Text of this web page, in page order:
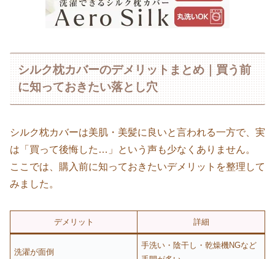
シルク枕カバーのデメリットまとめ｜買う前
に知っておきたい落とし穴
シルク枕カバーは美肌・美髪に良いと言われる一方で、実
は「買って後悔した…」という声も少なくありません。
ここでは、購入前に知っておきたいデメリットを整理して
みました。
デメリット 詳細
洗濯が面倒
手洗い・陰干し・乾燥機NGなど